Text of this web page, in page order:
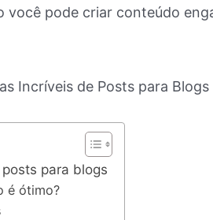
você pode criar conteúdo
para blogs
é ótimo?